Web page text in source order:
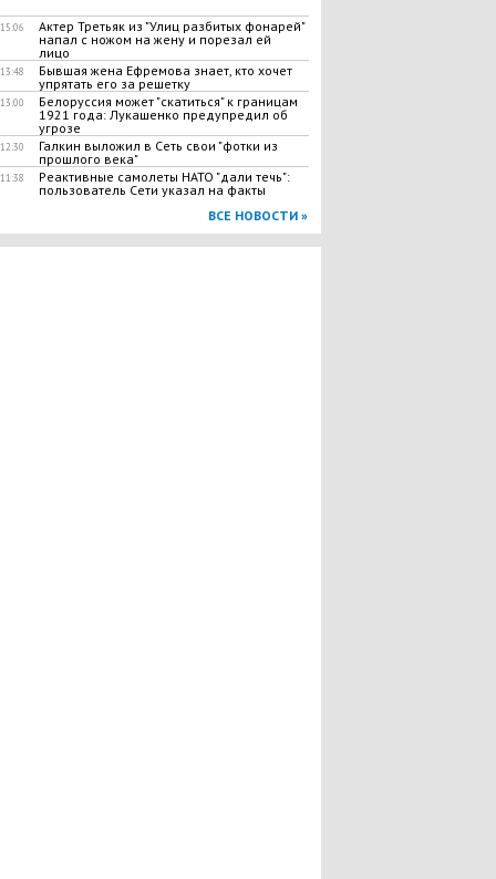
15:06
Актер Третьяк из "Улиц разбитых фонарей"
напал с ножом на жену и порезал ей
лицо
13:48
​Бывшая жена Ефремова знает, кто хочет
упрятать его за решетку
13:00
​Белоруссия может "скатиться" к границам
1921 года: Лукашенко предупредил об
угрозе
12:30
​Галкин выложил в Сеть свои "фотки из
прошлого века"
11:38
​Реактивные самолеты НАТО "дали течь":
пользователь Сети указал на факты
ВСЕ НОВОСТИ »